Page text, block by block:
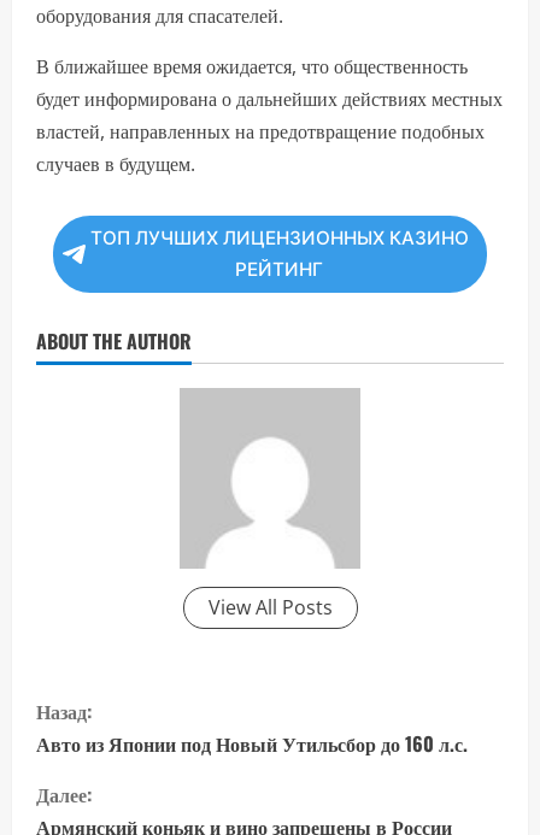
оборудования для спасателей.
В ближайшее время ожидается, что общественность
будет информирована о дальнейших действиях местных
властей, направленных на предотвращение подобных
случаев в будущем.
ТОП ЛУЧШИХ ЛИЦЕНЗИОННЫХ КАЗИНО
РЕЙТИНГ
ABOUT THE AUTHOR
View All Posts
П
р
о
Назад:
Авто из Японии под Новый Утильсбор до 160 л.с.
Далее:
Армянский коньяк и вино запрещены в России